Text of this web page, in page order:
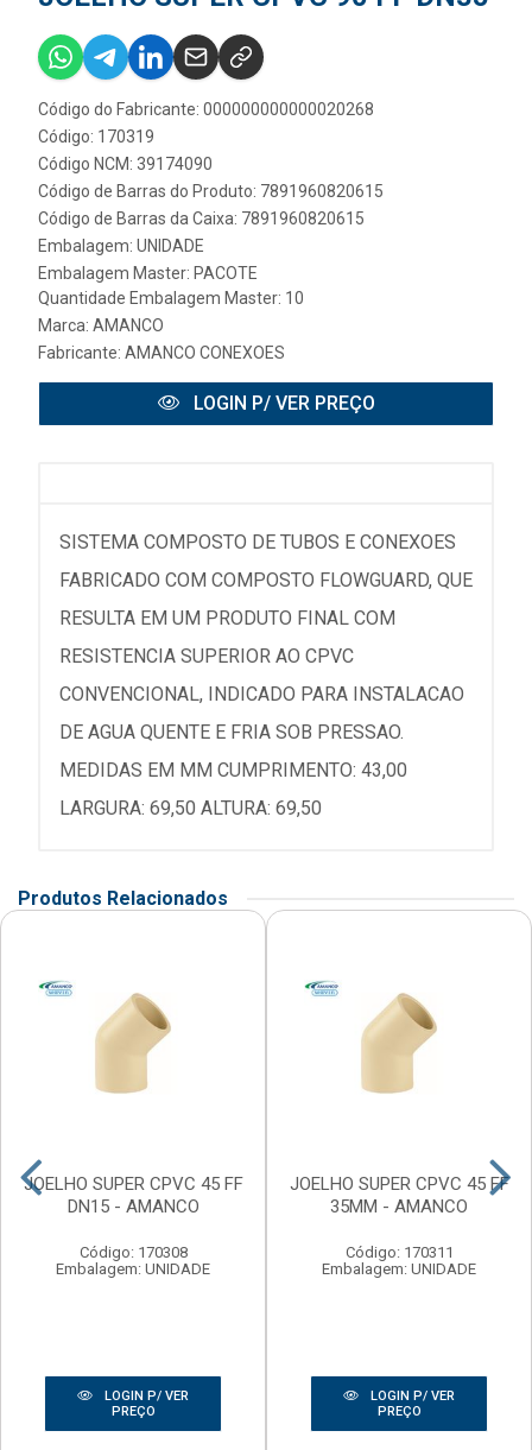
Código do Fabricante: 000000000000020268
Código: 170319
Código NCM: 39174090
Código de Barras do Produto: 7891960820615
Código de Barras da Caixa: 7891960820615
Embalagem: UNIDADE
Embalagem Master: PACOTE
Quantidade Embalagem Master: 10
Marca: AMANCO
Fabricante: AMANCO CONEXOES
LOGIN P/ VER PREÇO
SISTEMA COMPOSTO DE TUBOS E CONEXOES
FABRICADO COM COMPOSTO FLOWGUARD, QUE
RESULTA EM UM PRODUTO FINAL COM
RESISTENCIA SUPERIOR AO CPVC
CONVENCIONAL, INDICADO PARA INSTALACAO
DE AGUA QUENTE E FRIA SOB PRESSAO.
MEDIDAS EM MM CUMPRIMENTO: 43,00
LARGURA: 69,50 ALTURA: 69,50
Produtos Relacionados
JOELHO SUPER CPVC 45 FF
DN15 - AMANCO
Código: 170308
Embalagem: UNIDADE
LOGIN P/ VER
PREÇO
JOELHO SUPER CPVC 45 FF
35MM - AMANCO
Código: 170311
Embalagem: UNIDADE
LOGIN P/ VER
PREÇO